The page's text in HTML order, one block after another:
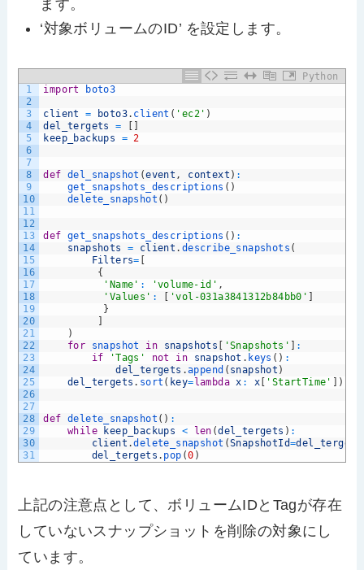
ます。
‘対象ボリュームのID’ を設定します。
Python
1
2
3
4
5
6
7
8
9
10
11
12
13
14
15
16
17
18
19
20
21
22
23
24
25
26
27
28
29
30
31
import boto3
client = boto3. client ( 'ec2' )
del_tergets
=
keep_backups
= 2
def del_snapshot (event , context ) :
get_snapshots_descriptions ( )
delete_snapshot ( )
def get_snapshots_descriptions ( ) :
snapshots
= client . describe_snapshots (
Filters=
{
'Name' : 'volume-id' ,
'Values' : 'vol-031a3841312b84bb0'
}
)
for
snapshot in snapshots 'Snapshots'
:
if
'Tags' not in snapshot . keys ( ) :
del_tergets .append ( snapshot )
del_tergets . sort ( key= lambda x : x[ 'StartTime' )
def delete_snapshot ( ) :
while
keep_backups < len (del_tergets ) :
client .delete_snapshot (SnapshotId=del_tergets
del_tergets . pop (0 )
上記の注意点として、ボリュームIDとTagが存在
していないスナップショットを削除の対象にし
ています。